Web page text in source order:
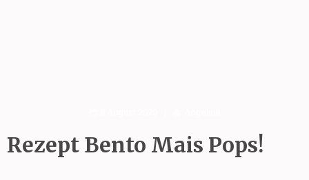
Rezept Bento Mais Pops!